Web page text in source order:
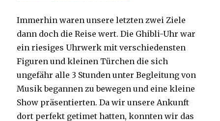
Immerhin waren unsere letzten zwei Ziele
dann doch die Reise wert. Die Ghibli-Uhr war
ein riesiges Uhrwerk mit verschiedensten
Figuren und kleinen Türchen die sich
ungefähr alle 3 Stunden unter Begleitung von
Musik begannen zu bewegen und eine kleine
Show präsentierten. Da wir unsere Ankunft
dort perfekt getimet hatten, konnten wir das